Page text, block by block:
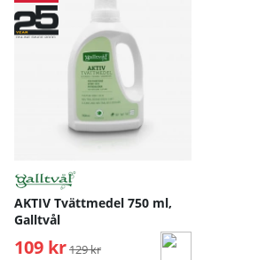
Better Bodies - SPORTBH
Under byst
Mått angivna i cm.
AKTIV Tvättmedel 750 ml,
Galltvål
109 kr Ordinarie pris:
129 kr